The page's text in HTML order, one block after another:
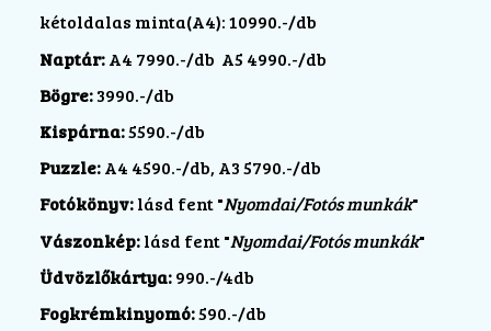
kétoldalas minta(A4): 10990.-/db
Naptár:A4 7990.-/db A5 4990.-/db
Bögre:3990.-/db
Kispárna:5590.-/db
Puzzle:A4 4590.-/db, A3 5790.-/db
Fotókönyv:lásd fent "Nyomdai/Fotós munkák"
Vászonkép:lásd fent "Nyomdai/Fotós munkák"
Üdvözlőkártya:990.-/4db
Fogkrémkinyomó:590.-/db